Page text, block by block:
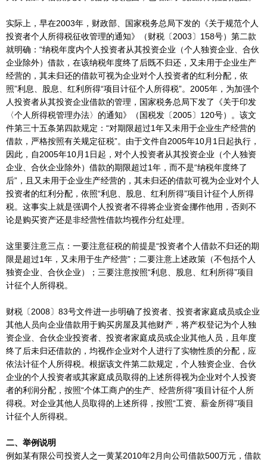
实际上，早在2003年，财政部、国家税务总局下发的《关于规范个人
投资者个人所得税征收管理的通知》（财税〔2003〕158号）第二款
就明确：“纳税年度内个人投资者从其投资企业（个人独资企业、合伙
企业除外）借款，在该纳税年度终了后既不归还，又未用于企业生产
经营的，其未归还的借款可视为企业对个人投资者的红利分配，依
照”利息、股息、红利所得“项目计征个人所得税”。2005年，为加强个
人投资者从其投资企业借款的管理，国家税务总局下发了《关于印发
〈个人所得税管理办法〉的通知》（国税发〔2005〕120号）。该文
件第三十五条第四款规定：“对期限超过1年又未用于企业生产经营的
借款，严格按照有关规定征税”。由于文件自2005年10月1日起执行，
因此，自2005年10月1日起，对个人投资者从其投资企业（个人独资
企业、合伙企业除外）借款的期限超过1年，而不是“纳税年度终了
后”，且又未用于企业生产经营的，其未归还的借款可视为企业对个人
投资者的红利分配，依照“利息、股息、红利所得”项目计征个人所得
税。这事实上就是强调个人投资者不得将企业资金挪作他用，否则不
论是购买资产还是非经营性借款均视作分红处理。
这里要注意三点：一要注意征税的前提是“投资者个人借款不归还的期
限是超过1年，又未用于生产经营”；二要注意上述政策（不包括个人
独资企业、合伙企业）；三要注意按照“利息、股息、红利所得”项目
计征个人所得税。
财税〔2008〕83号文件进一步明确了投资者、投资者家庭成员或企业
其他人员向企业借款用于购买房屋及其他财产，将产权登记为个人独
资企业、合伙企业投资者、投资者家庭成员或企业其他人员，且年度
终了后未归还借款的，均视作企业对个人进行了实物性质的分配，应
依法计征个人所得税。根据该文件第二款规定，个人独资企业、合伙
企业的个人投资者或其家庭成员取得的上述所得视为企业对个人投资
者的利润分配，按照“个体工商户的生产、经营所得”项目计征个人所
得税。对企业其他人员取得的上述所得，按照“工资、薪金所得”项目
计征个人所得税。
二、举例说明
例如某有限公司投资人之一黄某2010年2月向公司借款500万元，借款